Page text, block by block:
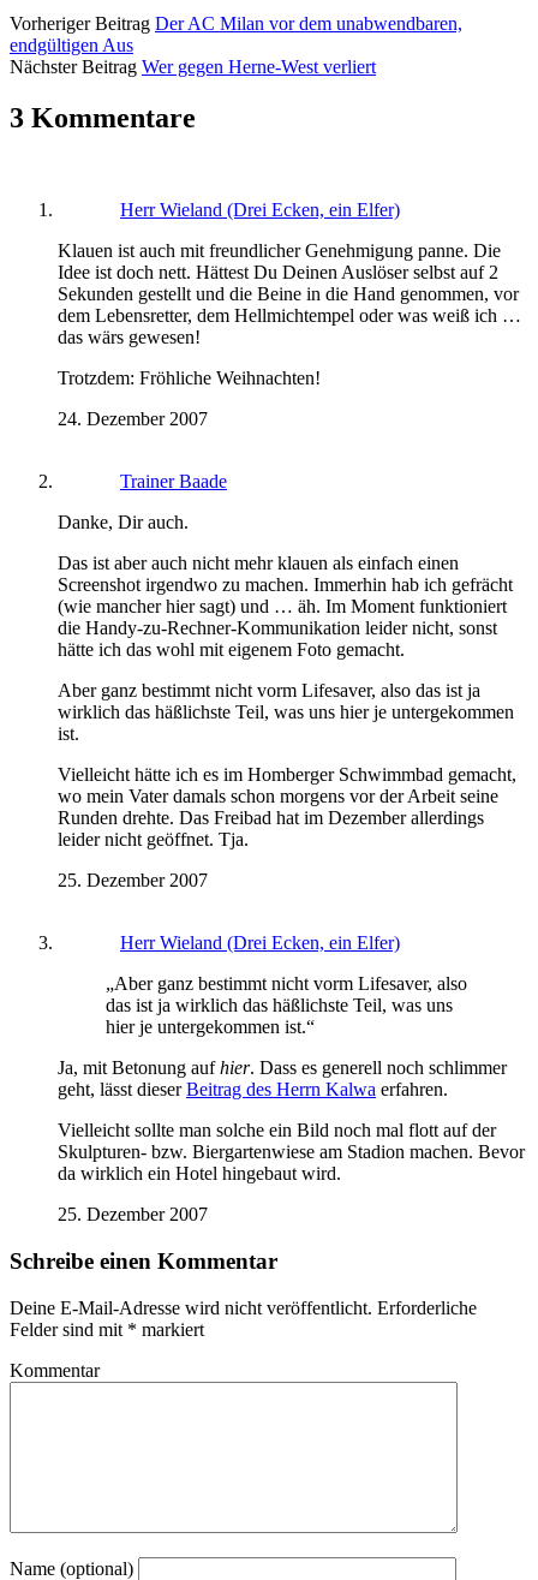
Vorheriger Beitrag Der AC Milan vor dem unabwendbaren,
endgültigen Aus
Nächster Beitrag Wer gegen Herne-West verliert
3 Kommentare
Herr Wieland (Drei Ecken, ein Elfer)
Klauen ist auch mit freundlicher Genehmigung panne. Die
Idee ist doch nett. Hättest Du Deinen Auslöser selbst auf 2
Sekunden gestellt und die Beine in die Hand genommen, vor
dem Lebensretter, dem Hellmichtempel oder was weiß ich …
das wärs gewesen!
Trotzdem: Fröhliche Weihnachten!
24. Dezember 2007
Trainer Baade
Danke, Dir auch.
Das ist aber auch nicht mehr klauen als einfach einen
Screenshot irgendwo zu machen. Immerhin hab ich gefrächt
(wie mancher hier sagt) und … äh. Im Moment funktioniert
die Handy-zu-Rechner-Kommunikation leider nicht, sonst
hätte ich das wohl mit eigenem Foto gemacht.
Aber ganz bestimmt nicht vorm Lifesaver, also das ist ja
wirklich das häßlichste Teil, was uns hier je untergekommen
ist.
Vielleicht hätte ich es im Homberger Schwimmbad gemacht,
wo mein Vater damals schon morgens vor der Arbeit seine
Runden drehte. Das Freibad hat im Dezember allerdings
leider nicht geöffnet. Tja.
25. Dezember 2007
Herr Wieland (Drei Ecken, ein Elfer)
„Aber ganz bestimmt nicht vorm Lifesaver, also
das ist ja wirklich das häßlichste Teil, was uns
hier je untergekommen ist.“
Ja, mit Betonung aufhier. Dass es generell noch schlimmer
geht, lässt dieserBeitrag des Herrn Kalwa erfahren.
Vielleicht sollte man solche ein Bild noch mal flott auf der
Skulpturen- bzw. Biergartenwiese am Stadion machen. Bevor
da wirklich ein Hotel hingebaut wird.
25. Dezember 2007
Schreibe einen Kommentar
Deine E-Mail-Adresse wird nicht veröffentlicht. Erforderliche
Felder sind mit * markiert
Kommentar
Name (optional)